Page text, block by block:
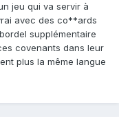
jeu qui va servir à
avec des co**ards
supplémentaire
covenants dans leur
plus la même langue